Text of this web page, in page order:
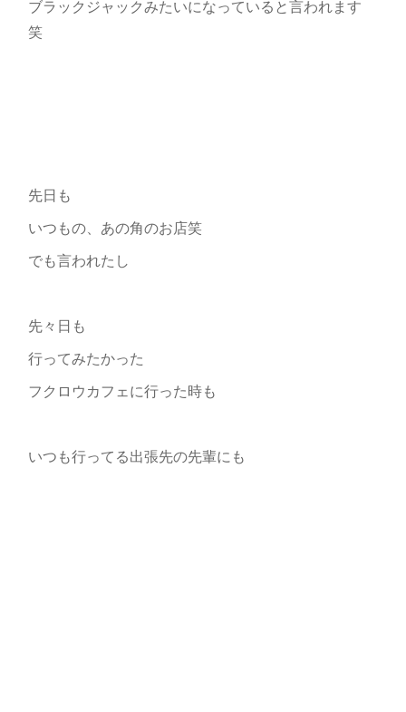
ブラックジャックみたいになっていると言われます
笑
先日も
いつもの、あの角のお店笑
でも言われたし
先々日も
行ってみたかった
フクロウカフェに行った時も
いつも行ってる出張先の先輩にも